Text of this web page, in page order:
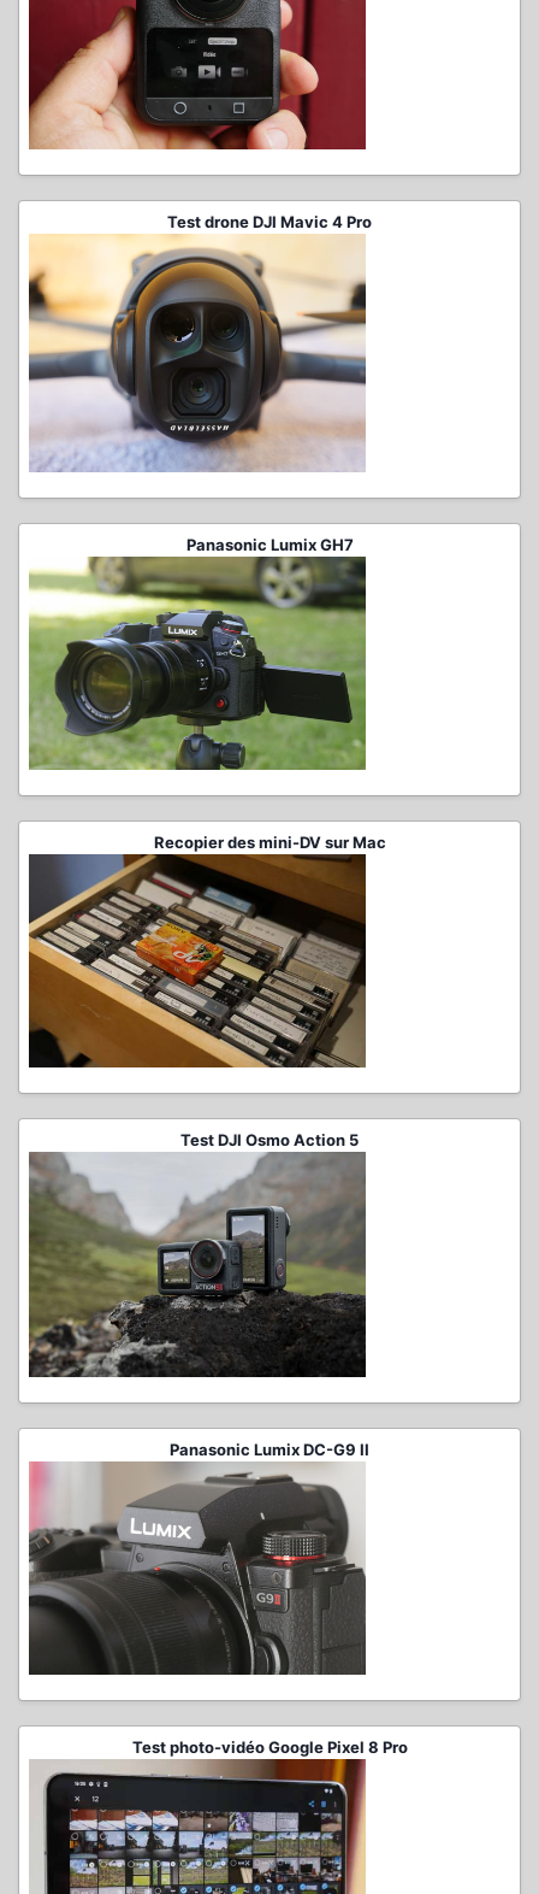
Test drone DJI Mavic 4 Pro
Panasonic Lumix GH7
Recopier des mini-DV sur Mac
Test DJI Osmo Action 5
Panasonic Lumix DC-G9 II
Test photo-vidéo Google Pixel 8 Pro